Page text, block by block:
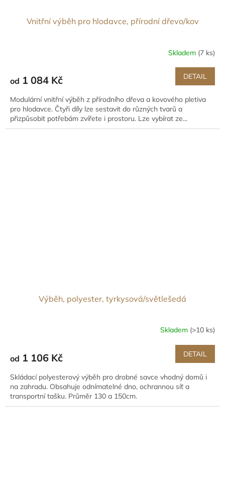
Vnitřní výběh pro hlodavce, přírodní dřevo/kov
Skladem (7 ks)
od 1 084 Kč DETAIL
Modulární vnitřní výběh z přírodního dřeva a kovového pletiva
pro hlodavce. Čtyři díly lze sestavit do různých tvarů a
přizpůsobit potřebám zvířete i prostoru. Lze vybírat ze...
Výběh, polyester, tyrkysová/světlešedá
Skladem (>10 ks)
od 1 106 Kč DETAIL
Skládací polyesterový výběh pro drobné savce vhodný domů i
na zahradu. Obsahuje odnímatelné dno, ochrannou síť a
transportní tašku. Průměr 130 a 150cm.